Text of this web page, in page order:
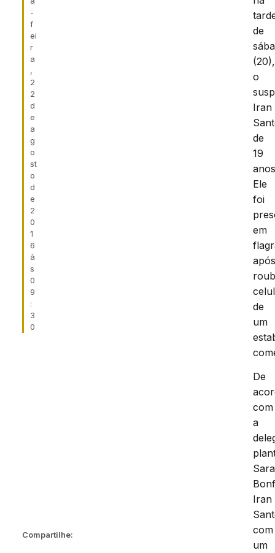
-
f
ei
r
a
,
2
2
d
e
a
g
o
st
o
d
e
2
0
1
6
à
s
0
9
:
3
0
Compartilhe:
de
(20),
o
Iran
de
19
Ele
foi
em
de
um
De
com
a
Sara
Iran
com
um